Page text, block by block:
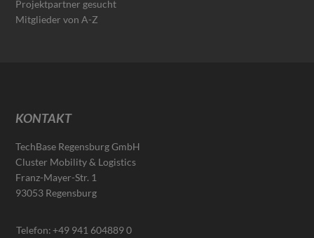
Projektpartner gesucht
Mitglieder von A-Z
KONTAKT
TechBase Regensburg GmbH
Cluster Mobility & Logistics
Franz-Mayer-Str. 1
93053 Regensburg
Telefon:+49 941 604889 0